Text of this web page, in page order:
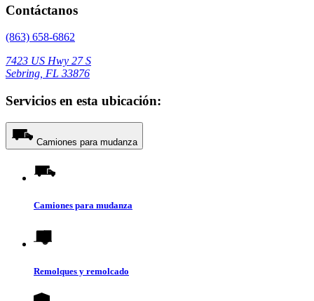
Contáctanos
(863) 658-6862
7423 US Hwy 27 S
Sebring, FL 33876
Servicios en esta ubicación:
Camiones para mudanza
Camiones para mudanza
Remolques y remolcado